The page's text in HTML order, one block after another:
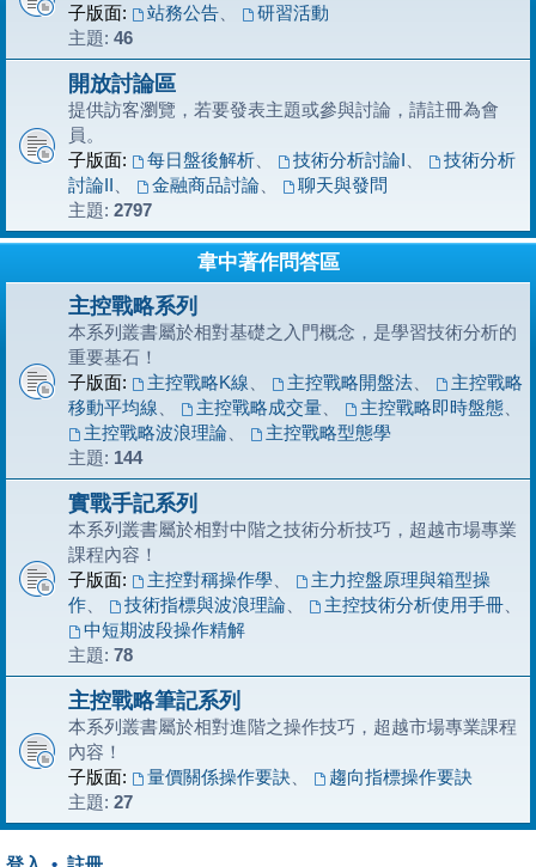
子版面:
站務公告、
研習活動
主題: 46
開放討論區
提供訪客瀏覽，若要發表主題或參與討論，請註冊為會
員。
子版面:
每日盤後解析、 技術分析討論I
技術分析
討論II
金融商品討論、
聊天與發問
主題: 2797
韋中著作問答區
主控戰略系列
本系列叢書屬於相對基礎之入門概念，是學習技術分析的
重要基石！
子版面:
主控戰略K線 主控戰略開盤法、
主控戰略
移動平均線
主控戰略成交量、 主控戰略即時盤態、
主控戰略波浪理論、
主控戰略型態學
主題: 144
實戰手記系列
本系列叢書屬於相對中階之技術分析技巧，超越市場專業
課程內容！
子版面:
主控對稱操作學、
主力控盤原理與箱型操
作
技術指標與波浪理論、 主控技術分析使用手冊、
中短期波段操作精解
主題: 78
主控戰略筆記系列
本系列叢書屬於相對進階之操作技巧，超越市場專業課程
內容！
子版面:
量價關係操作要訣
趨向指標操作要訣
主題: 27